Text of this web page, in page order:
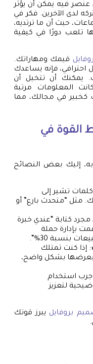
فيه يمكن أن يؤثر
لدى الآخرين. فكر في
حيث أن ما ترتديه،
تلعب دورًا في كيفية
قيمك ومهاراتك.
احترافي، فإنه يساعدك
يمكنك أن تتخيل أن
المعلومات مرتبة
كخبير في مجالك، مما
القوة في
به، إليك بعض النصائح
تشير إلى
مثل “متحدث بارع” أو
مجرد كتابة “عندي خبرة
بإدارة حملة
بنسبة 30%”.
: إذا كنت تمتلك
بعرضها بشكل واضح،
جرب استخدام
لتعزيز
بروفايل يبرز قوتك